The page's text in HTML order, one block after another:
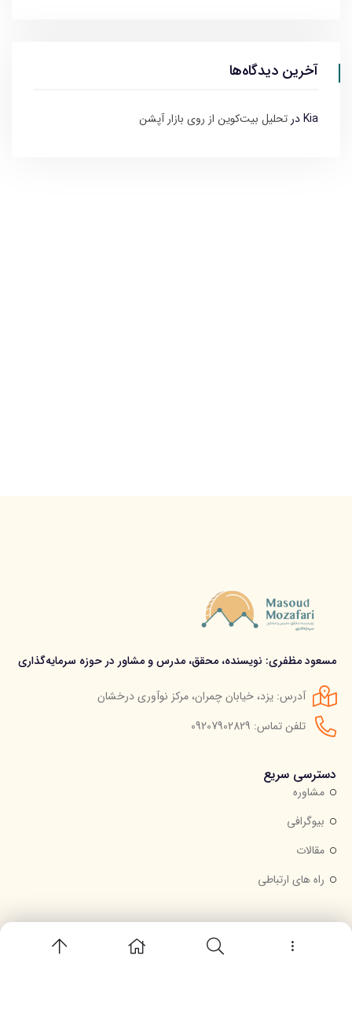
آخرین دیدگاه‌ها
Kiaدر تحلیل بیت‌کوین از روی بازار آپشن
مسعود مظفری: نویسنده، محقق، مدرس و مشاور در حوزه سرمایه‌گذاری
آدرس: یزد، خیابان چمران، مرکز نوآوری درخشان
تلفن تماس: 09207902829
دسترسی سریع
مشاوره
بیوگرافی
مقالات
راه های ارتباطی
خبرنامه
جهت عضویت در خبرنامه ایمیل خود را وارد کنید.